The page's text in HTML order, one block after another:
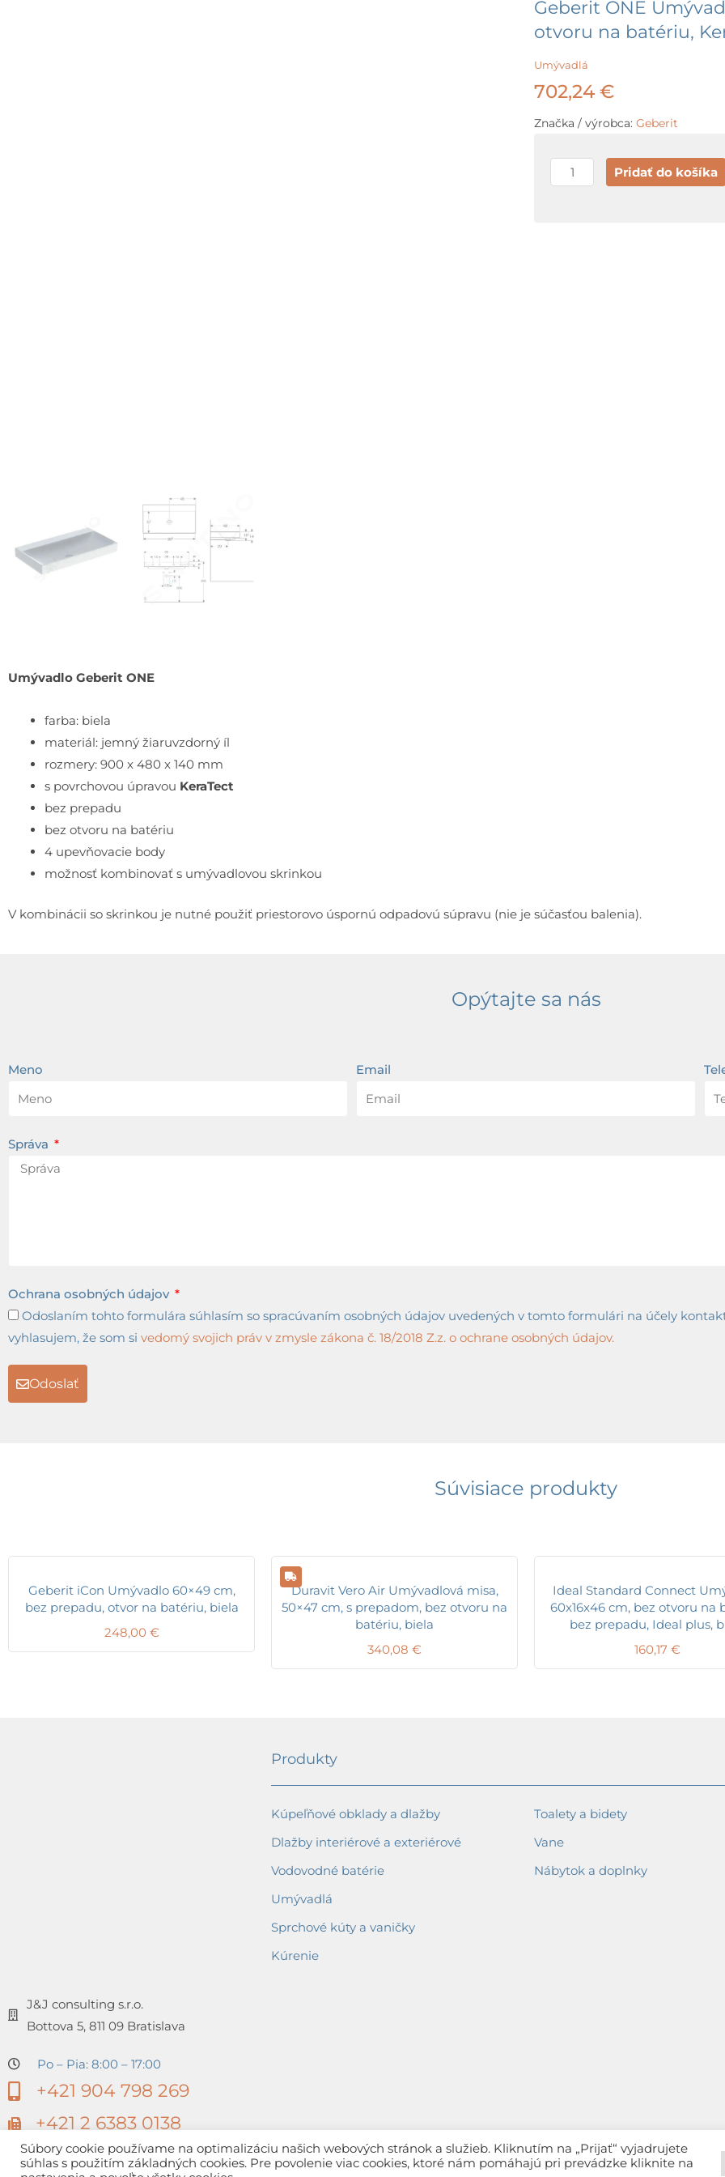
Geberit ONE
otvoru na batériu,
Umývadlá
702,24 €
Značka / výrobca: Geberit
množstvo
Geberit
Pridať do košíka
Umývadlo Geberit ONE
farba: biela
materiál: jemný žiaruvzdorný íl
rozmery: 900 x 480 x 140 mm
s povrchovou úpravou KeraTect
bez prepadu
bez otvoru na batériu
4 upevňovacie body
možnosť kombinovať s umývadlovou skrinkou
V kombinácii so skrinkou je nutné použiť priestorovo úspornú odpadovú súpravu (nie je súčasťou balenia).
Opýtajte sa nás
Meno Email
Správa
Ochrana osobných údajov
Odoslaním tohto formulára súhlasím so spracúvaním osobných údajov uvedených v tomto formulári na účely
vyhlasujem, že som si vedomý svojich práv v zmysle zákona č. 18/2018 Z.z. o ochrane osobných údajov.
Odoslať
Súvisiace produkty
Geberit iCon Umývadlo 60×49 cm,
bez prepadu, otvor na batériu, biela
248,00 €
Duravit Vero Air Umývadlová misa,
50×47 cm, s prepadom, bez otvoru na
batériu, biela
340,08 €
Ideal Standard Connect
60x16x46 cm, bez otvoru na
bez prepadu, Ideal plus,
160,17 €
J&J consulting s.r.o.
Bottova 5, 811 09 Bratislava
Po – Pia: 8:00 – 17:00
+421 904 798 269
+421 2 6383 0138
Produkty
Kúpeľňové obklady a dlažby
Dlažby interiérové a exteriérové
Vodovodné batérie
Umývadlá
Sprchové kúty a vaničky
Kúrenie
Toalety a bidety
Vane
Nábytok a doplnky
Súbory cookie používame na optimalizáciu našich webových stránok a služieb. Kliknutím na „Prijať“ vyjadrujete
súhlas s použitím základných cookies. Pre povolenie viac cookies, ktoré nám pomáhajú pri prevádzke kliknite na